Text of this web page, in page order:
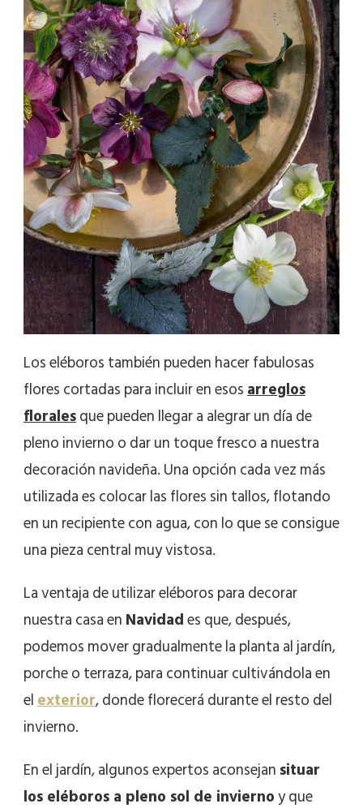
Los eléboros también pueden hacer fabulosas
flores cortadas para incluir en esosarreglos
floralesque pueden llegar a alegrar un día de
pleno invierno o dar un toque fresco a nuestra
decoración navideña. Una opción cada vez más
utilizada es colocar las flores sin tallos, flotando
en un recipiente con agua, con lo que se consigue
una pieza central muy vistosa.
La ventaja de utilizar eléboros para decorar
nuestra casa enNavidades que, después,
podemos mover gradualmente la planta al jardín,
porche o terraza, para continuar cultivándola en
elexterior, donde florecerá durante el resto del
invierno.
En el jardín, algunos expertos aconsejansituar
los eléboros a pleno sol de inviernoy que